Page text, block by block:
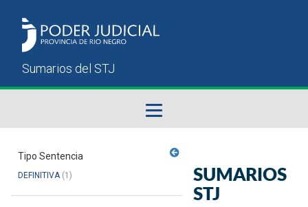
Sumarios del STJ
Tipo Sentencia
DEFINITIVA(1)
SUMARIOS
STJ